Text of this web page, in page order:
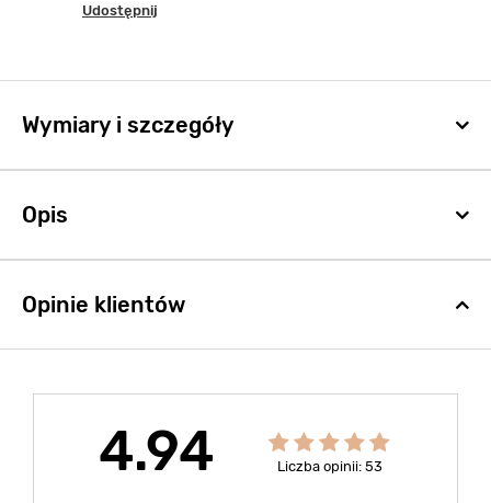
Udostępnij
Wymiary i szczegóły
Opis
Opinie klientów
4.94 Liczba opinii: 53